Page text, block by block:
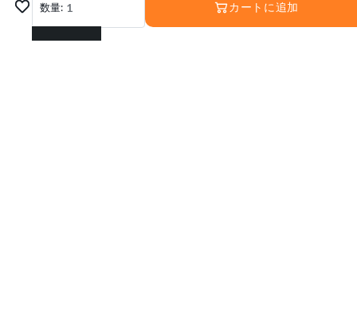
数量: 1
1
カートに追加